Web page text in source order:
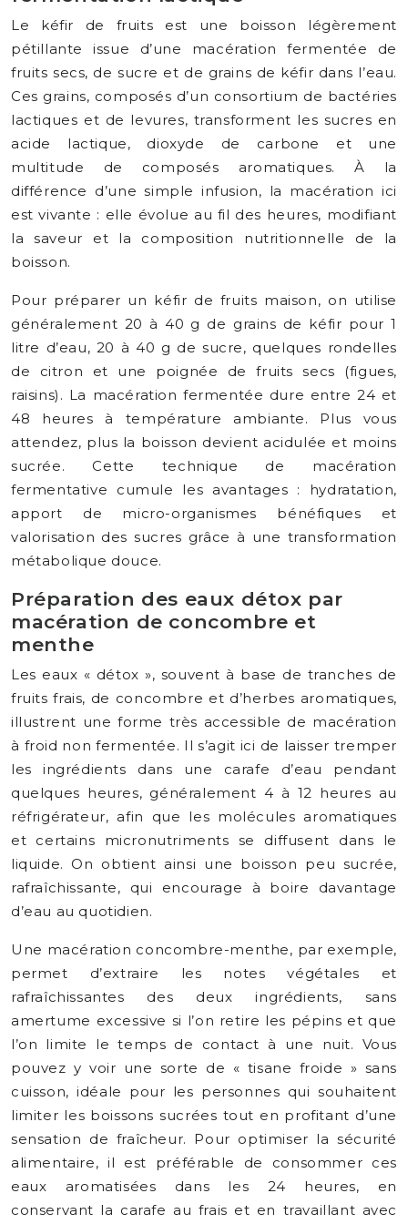
Le kéfir de fruits est une boisson légèrement
pétillante issue d’une macération fermentée de
fruits secs, de sucre et de grains de kéfir dans l’eau.
Ces grains, composés d’un consortium de bactéries
lactiques et de levures, transforment les sucres en
acide lactique, dioxyde de carbone et une
multitude de composés aromatiques. À la
différence d’une simple infusion, la macération ici
est vivante : elle évolue au fil des heures, modifiant
la saveur et la composition nutritionnelle de la
boisson.
Pour préparer un kéfir de fruits maison, on utilise
généralement 20 à 40 g de grains de kéfir pour 1
litre d’eau, 20 à 40 g de sucre, quelques rondelles
de citron et une poignée de fruits secs (figues,
raisins). La macération fermentée dure entre 24 et
48 heures à température ambiante. Plus vous
attendez, plus la boisson devient acidulée et moins
sucrée. Cette technique de macération
fermentative cumule les avantages : hydratation,
apport de micro-organismes bénéfiques et
valorisation des sucres grâce à une transformation
métabolique douce.
Préparation des eaux détox par
macération de concombre et
menthe
Les eaux « détox », souvent à base de tranches de
fruits frais, de concombre et d’herbes aromatiques,
illustrent une forme très accessible de macération
à froid non fermentée. Il s’agit ici de laisser tremper
les ingrédients dans une carafe d’eau pendant
quelques heures, généralement 4 à 12 heures au
réfrigérateur, afin que les molécules aromatiques
et certains micronutriments se diffusent dans le
liquide. On obtient ainsi une boisson peu sucrée,
rafraîchissante, qui encourage à boire davantage
d’eau au quotidien.
Une macération concombre-menthe, par exemple,
permet d’extraire les notes végétales et
rafraîchissantes des deux ingrédients, sans
amertume excessive si l’on retire les pépins et que
l’on limite le temps de contact à une nuit. Vous
pouvez y voir une sorte de « tisane froide » sans
cuisson, idéale pour les personnes qui souhaitent
limiter les boissons sucrées tout en profitant d’une
sensation de fraîcheur. Pour optimiser la sécurité
alimentaire, il est préférable de consommer ces
eaux aromatisées dans les 24 heures, en
conservant la carafe au frais et en travaillant avec